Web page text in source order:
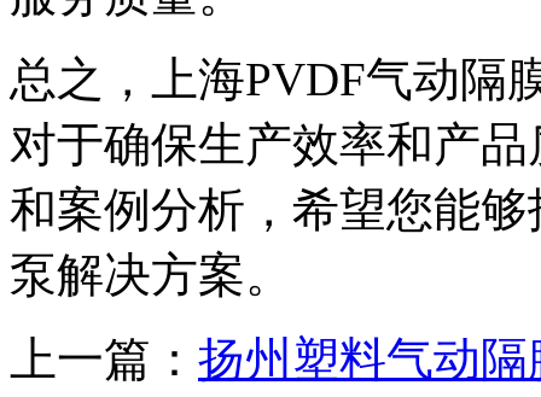
总之，上海PVDF气动隔
对于确保生产效率和产
和案例分析，希望您能
泵解决方案。
上一篇： 扬州塑料气动